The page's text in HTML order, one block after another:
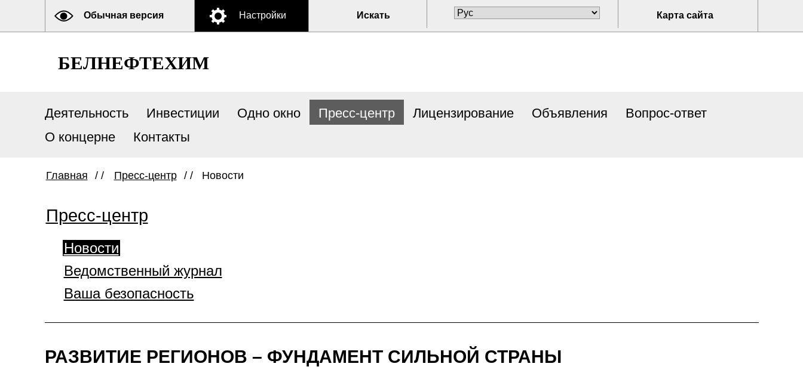
Обычная версия Настройки Искать Карта сайта
БЕЛНЕФТЕХИМ
Деятельность Инвестиции Одно окно Пресс-центр Лицензирование Объявления
Вопрос-ответ
О концерне
Контакты
Главная / / Пресс-центр / / Новости
Пресс-центр
Новости
Ведомственный журнал
Ваша безопасность
РАЗВИТИЕ РЕГИОНОВ – ФУНДАМЕНТ СИЛЬНОЙ СТРАНЫ